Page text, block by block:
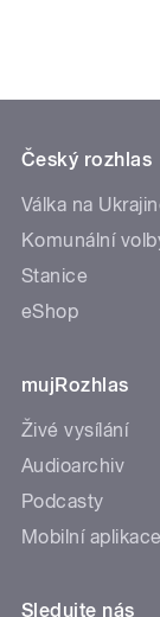
Český rozhlas
Válka na
Komunální
Stanice
eShop
mujRozhlas
Živé vysílání
Audioarchiv
Podcasty
Mobilní aplikace
Sledujte nás